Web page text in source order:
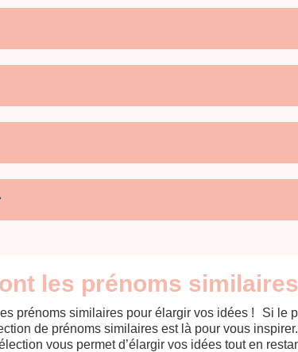
les prénoms
prénoms similaires pour élargir vos idées ! Si le
de prénoms similaires est là pour vous
vous permet d’élargir vos idées tout en